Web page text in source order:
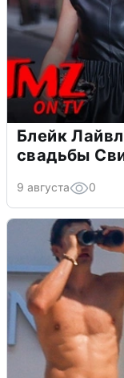
Блейк
свадьбы
9 августа 0